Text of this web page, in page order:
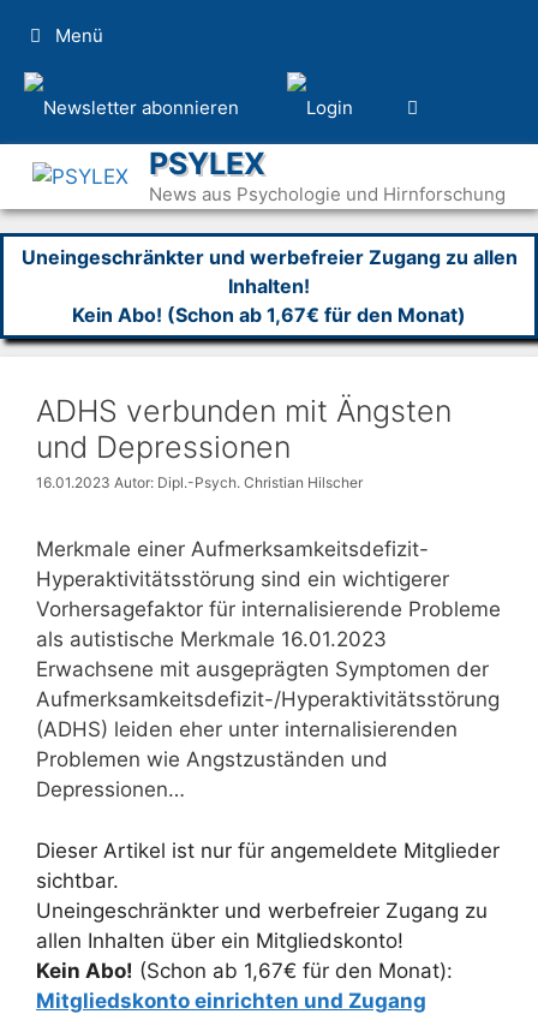
Inhalt
springen
Menü
PSYLEX
News aus Psychologie und Hirnforschung
Uneingeschränkter und werbefreier Zugang zu allen
Inhalten!
Kein Abo! (Schon ab 1,67€ für den Monat)
ADHS verbunden mit Ängsten
und Depressionen
16.01.2023 Autor: Dipl.-Psych. Christian Hilscher
Merkmale einer Aufmerksamkeitsdefizit-
Hyperaktivitätsstörung sind ein wichtigerer
Vorhersagefaktor für internalisierende Probleme
als autistische Merkmale 16.01.2023
Erwachsene mit ausgeprägten Symptomen der
Aufmerksamkeitsdefizit-/Hyperaktivitätsstörung
(ADHS) leiden eher unter internalisierenden
Problemen wie Angstzuständen und
Depressionen…
Dieser Artikel ist nur für angemeldete Mitglieder
sichtbar.
Uneingeschränkter und werbefreier Zugang zu
allen Inhalten über ein Mitgliedskonto!
Kein Abo! (Schon ab 1,67€ für den Monat):
Mitgliedskonto einrichten und Zugang